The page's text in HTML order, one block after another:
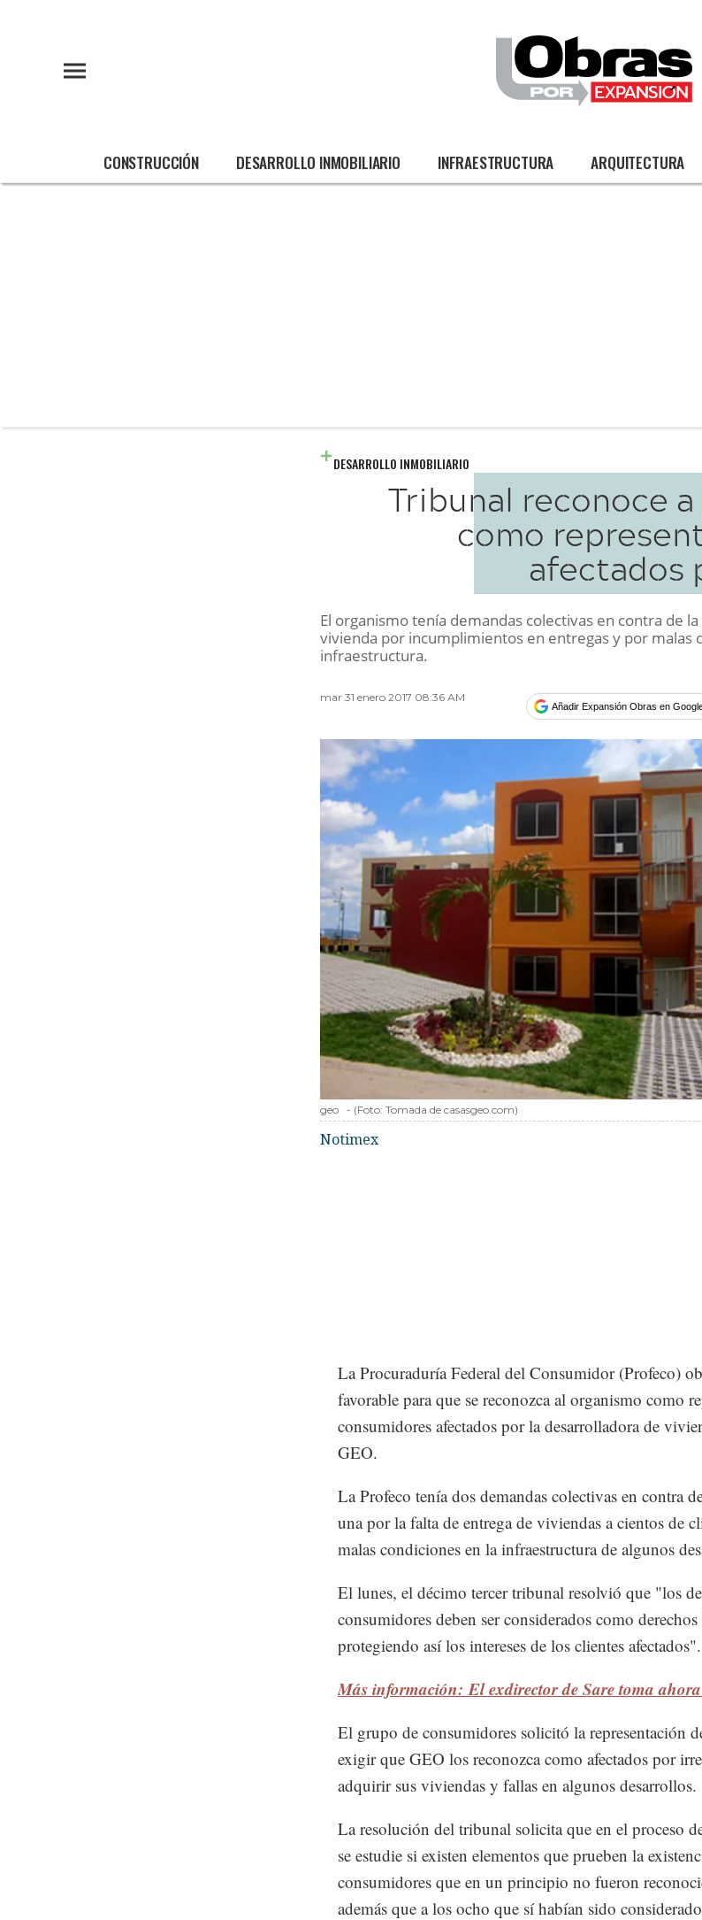
CONSTRUCCIÓN DESARROLLO INMOBILIARIO INFRAESTRUCTURA ARQUITECTURA
DESARROLLO INMOBILIARIO
Tribunal reconoce
como
afectados
El organismo tenía demandas colectivas en contra de
vivienda por incumplimientos en entregas y por malas
infraestructura.
mar 31 enero 2017 08:36 AM
Añadir Expansión Obras en
geo - (Foto: Tomada de casasgeo.com)
Notimex
La Procuraduría Federal del Consumidor (Profeco)
favorable para que se reconozca al organismo como
consumidores afectados por la desarrolladora de
GEO.
La Profeco tenía dos demandas colectivas en contra
una por la falta de entrega de viviendas a cientos de
malas condiciones en la infraestructura de algunos
El lunes, el décimo tercer tribunal resolvió que "los
consumidores deben ser considerados como
protegiendo así los intereses de los clientes afectados".
Más información: El exdirector de Sare toma
El grupo de consumidores solicitó la representación
exigir que GEO los reconozca como afectados por
adquirir sus viviendas y fallas en algunos desarrollos.
La resolución del tribunal solicita que en el proceso
se estudie si existen elementos que prueben la
consumidores que en un principio no fueron
además que a los ocho que sí habían sido